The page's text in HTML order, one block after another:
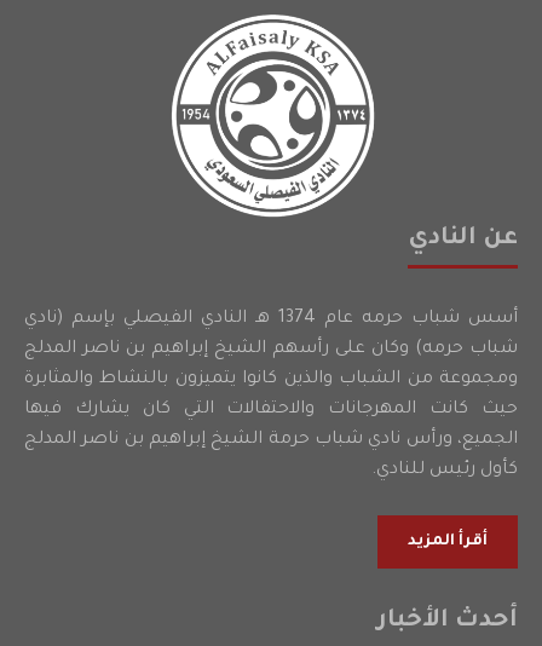
عن النادي
أسس شباب حرمه عام 1374 هـ النادي الفيصلي بإسم (نادي
شباب حرمه) وكان على رأسهم الشيخ إبراهيم بن ناصر المدلج
ومجموعة من الشباب والذين كانوا يتميزون بالنشاط والمثابرة
حيث كانت المهرجانات والاحتفالات التي كان يشارك فيها
الجميع، ورأس نادي شباب حرمة الشيخ إبراهيم بن ناصر المدلج
كأول رئيس للنادي.
أقرأ المزيد
أحدث الأخبار